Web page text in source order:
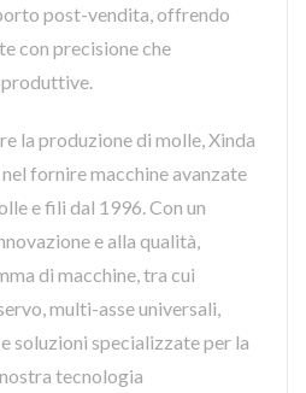
post-vendita, offrendo
con precisione che
la produzione di molle, Xinda
fornire macchine avanzate
e fili dal 1996. Con un
e alla qualità,
di macchine, tra cui
multi-asse universali,
soluzioni specializzate per la
tecnologia